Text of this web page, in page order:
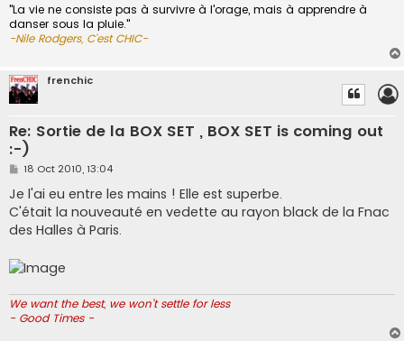
"La vie ne consiste pas à survivre à l'orage, mais à apprendre à
danser sous la pluie."
-Nile Rodgers, C'est CHIC-
frenchic
Re: Sortie de la BOX SET , BOX SET is coming out
:-)
P
s
t
18 Oct 2010, 13:04
Je l'ai eu entre les mains ! Elle est superbe.
C'était la nouveauté en vedette au rayon black de la Fnac
des Halles à Paris.
We want the best, we won't settle for less
- Good Times -